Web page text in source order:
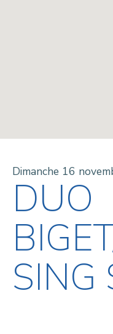
Dimanche 16
DUO
SING